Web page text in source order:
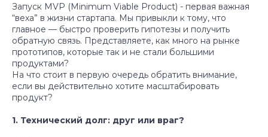
Запуск MVP (Minimum Viable Product) - первая важная
“веха” в жизни стартапа. Мы привыкли к тому, что
главное — быстро проверить гипотезы и получить
обратную связь. Представляете, как много на рынке
прототипов, которые так и не стали большими
продуктами?
На что стоит в первую очередь обратить внимание,
если вы действительно хотите масштабировать
продукт?
1. Технический долг: друг или враг?